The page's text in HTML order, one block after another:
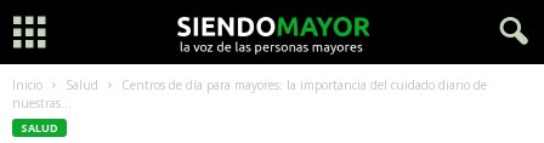
Inicio Salud
Centros de día para mayores: la importancia del cuidado diario de
nuestras...
SALUD